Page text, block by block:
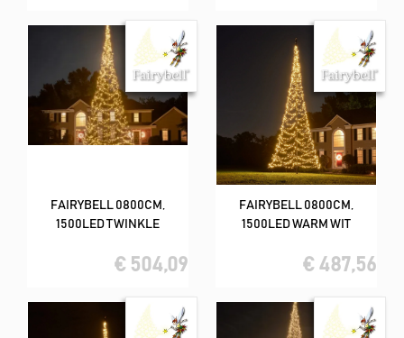
FAIRYBELL 0800CM,
1500LED TWINKLE
€ 504,09
FAIRYBELL 0800CM,
1500LED WARM WIT
€ 487,56